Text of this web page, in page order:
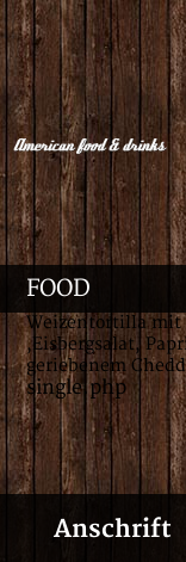
FOOD
Weizentortilla mit
,Eisbergsalat,
geriebenem
single.php
Anschrift